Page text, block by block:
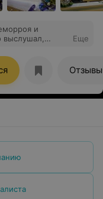
и
объяснил
лечение.
и
Еще
Отзывы